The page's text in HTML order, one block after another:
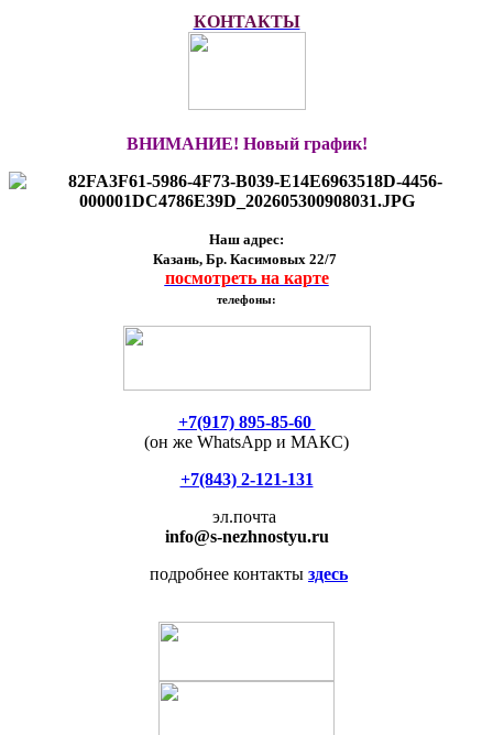
КОНТАКТЫ
ВНИМАНИЕ! Новый график!
Наш адрес:
Казань, Бр. Касимовых 22/7
посмотреть на карте
телефоны:
+7(917) 895-85-60
(он же WhatsApp и МАКС)
+7(843) 2-121-131
эл.почта
info@s-nezhnostyu.ru
подробнее контакты здесь